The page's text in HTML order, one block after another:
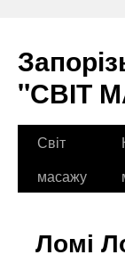
вмісту
"СВІТ
Світ
масажу
Ломі